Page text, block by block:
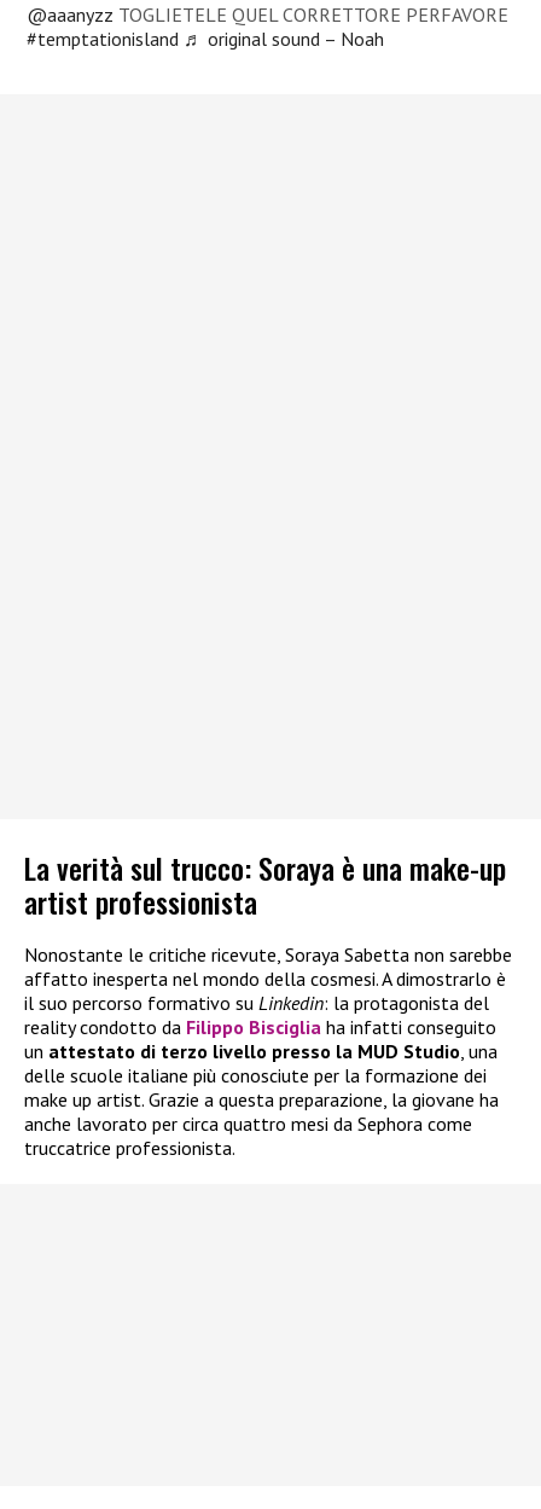
@aaanyzz TOGLIETELE QUEL CORRETTORE PERFAVORE
#temptationisland ♬ original sound – Noah
La verità sul trucco: Soraya è una make-up
artist professionista
Nonostante le critiche ricevute, Soraya Sabetta non sarebbe
affatto inesperta nel mondo della cosmesi. A dimostrarlo è
il suo percorso formativo su Linkedin: la protagonista del
reality condotto da Filippo Bisciglia ha infatti conseguito
un attestato di terzo livello presso la MUD Studio, una
delle scuole italiane più conosciute per la formazione dei
make up artist. Grazie a questa preparazione, la giovane ha
anche lavorato per circa quattro mesi da Sephora come
truccatrice professionista.